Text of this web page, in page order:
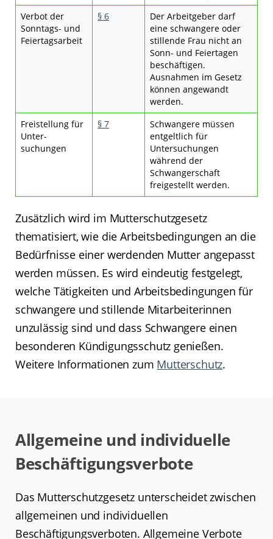
Verbot der
Sonntags- und
Feiertagsarbeit
§ 6
Der Arbeitgeber darf
eine schwangere oder
stillende Frau nicht an
Sonn- und Feiertagen
beschäftigen.
Ausnahmen im Gesetz
können angewandt
werden.
Freistellung für
Unter-
suchungen
§ 7
Schwangere müssen
entgeltlich für
Untersuchungen
während der
Schwangerschaft
freigestellt werden.
Zusätzlich wird im Mutterschutzgesetz
thematisiert, wie die Arbeitsbedingungen an die
Bedürfnisse einer werdenden Mutter angepasst
werden müssen. Es wird eindeutig festgelegt,
welche Tätigkeiten und Arbeitsbedingungen für
schwangere und stillende Mitarbeiterinnen
unzulässig sind und dass Schwangere einen
besonderen Kündigungsschutz genießen.
Weitere Informationen zum Mutterschutz.
Allgemeine und individuelle
Beschäftigungsverbote
Das Mutterschutzgesetz unterscheidet zwischen
allgemeinen und individuellen
Beschäftigungsverboten. Allgemeine Verbote